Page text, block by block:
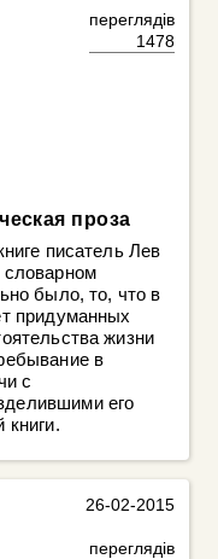
переглядів
1478
проза
писатель Лев
было, то, что в
придуманных
жизни
в
с
его
книги.
26-02-2015
переглядів